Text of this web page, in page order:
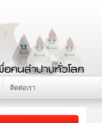
ติดต่อเรา